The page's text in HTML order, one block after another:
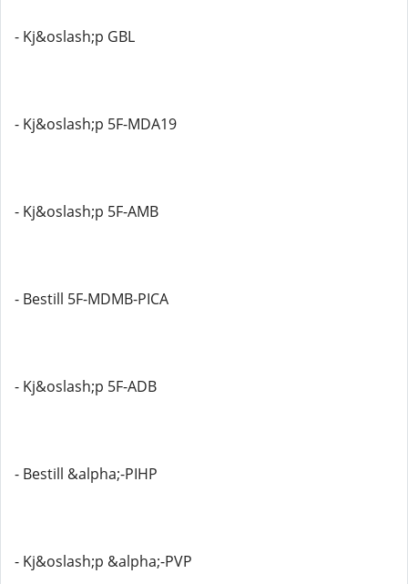
- Kj&oslash;p GBL
- Kj&oslash;p 5F-MDA19
- Kj&oslash;p 5F-AMB
- Bestill 5F-MDMB-PICA
- Kj&oslash;p 5F-ADB
- Bestill &alpha;-PIHP
- Kj&oslash;p &alpha;-PVP